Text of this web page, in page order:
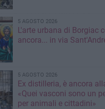
5 AGOSTO 2026
L'arte urbana di Borgiac
ancora... in via
5 AGOSTO 2026
Ex distilleria, è ancora
«Quei vasconi sono un
per animali e cittadini»